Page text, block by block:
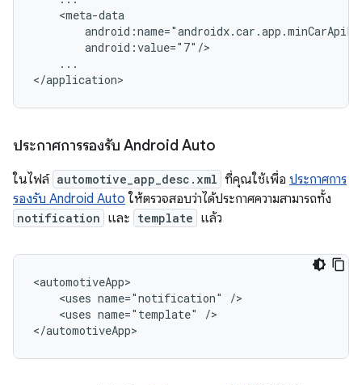
...
ประกาศการรองรับ Android Auto
ในไฟล์ automotive_app_desc.xml ที่คุณใช้เพื่อ ประกาศการ
รองรับ Android Auto ให้ตรวจสอบว่าได้ประกาศความสามารถทั้ง
notification และ template แล้ว
<uses name="notification"
<uses name="template"
/>